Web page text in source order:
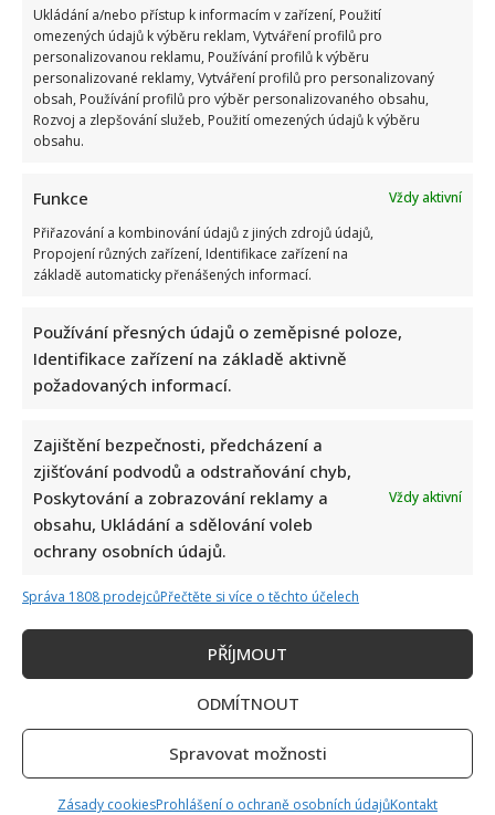
Ukládání a/nebo přístup k informacím v zařízení, Použití
omezených údajů k výběru reklam, Vytváření profilů pro
personalizovanou reklamu, Používání profilů k výběru
personalizované reklamy, Vytváření profilů pro personalizovaný
obsah, Používání profilů pro výběr personalizovaného obsahu,
Rozvoj a zlepšování služeb, Použití omezených údajů k výběru
obsahu.
Funkce
Vždy aktivní
Přiřazování a kombinování údajů z jiných zdrojů údajů,
Propojení různých zařízení, Identifikace zařízení na
základě automaticky přenášených informací.
Používání přesných údajů o zeměpisné poloze,
Identifikace zařízení na základě aktivně
požadovaných informací.
Zajištění bezpečnosti, předcházení a
zjišťování podvodů a odstraňování chyb,
Poskytování a zobrazování reklamy a
obsahu, Ukládání a sdělování voleb
ochrany osobních údajů.
Vždy aktivní
Správa 1808 prodejcůPřečtěte si více o těchto účelech
PŘÍJMOUT
ODMÍTNOUT
Spravovat možnosti
Zásady cookiesProhlášení o ochraně osobních údajůKontakt
Fotokvíz o českých hercích: 10 fotografií prověří, kdo zná
slavné tváře domácího filmu opravdu dokonale
Jak dnes žijí členové kapely Maxim Turbulenc: Stále jezdí po
koncertech, ale největší slávu mají za sebou
Eva Holubová rozjela s dcerou nový podcast: „Radši budu
zastydlá puberťačka než zaprděná důchodkyně“
50 let od nehody Nikiho Laudy: Z hořícího Ferrari do dalšího
závodu za pouhých 42 dní